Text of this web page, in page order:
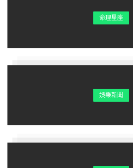
命理星座
娛樂新聞